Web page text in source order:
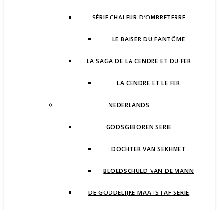
SÉRIE CHALEUR D’OMBRETERRE
LE BAISER DU FANTÔME
LA SAGA DE LA CENDRE ET DU FER
LA CENDRE ET LE FER
NEDERLANDS
GODSGEBOREN SERIE
DOCHTER VAN SEKHMET
BLOEDSCHULD VAN DE MANN
DE GODDELIJKE MAATSTAF SERIE